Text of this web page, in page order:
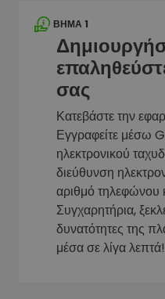
ΒΉΜΑ 1
σας
Κατεβάστε την
Εγγραφείτε μέσω
ηλεκτρονικού
διεύθυνση
αριθμό τηλεφώνου
Συγχαρητήρια,
δυνατότητες της
μέσα σε λίγα λεπτά!